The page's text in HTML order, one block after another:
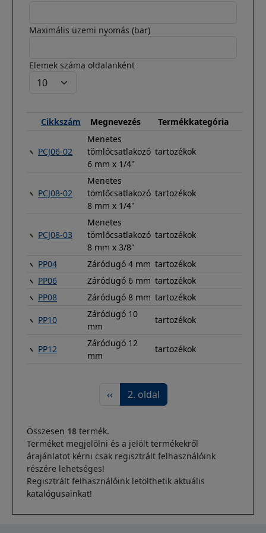
Maximális üzemi nyomás (bar)
Elemek száma oldalanként
Cikkszám Megnevezés Termékkategória
PCJ06-02
Menetes
tömlőcsatlakozó
6 mm x 1/4"
tartozékok
PCJ08-02
Menetes
tömlőcsatlakozó
8 mm x 1/4"
tartozékok
PCJ08-03
Menetes
tömlőcsatlakozó
8 mm x 3/8"
tartozékok
PP04 Záródugó 4 mm tartozékok
PP06
Záródugó 6 mm tartozékok
PP08
Záródugó 8 mm tartozékok
PP10
Záródugó 10
mm
tartozékok
PP12
Záródugó 12
mm
tartozékok
Oldalszámozás
Előző oldal
‹‹ 2. oldal
Összesen 18 termék.
Terméket megjelölni és a jelölt termékekről
árajánlatot kérni csak regisztrált felhasználóink
részére lehetséges!
Regisztrált felhasználóink letölthetik aktuális
katalógusainkat!